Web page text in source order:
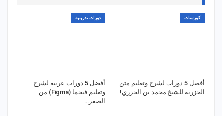
كورسات
أفضل 5 دورات لشرح وتعليم متن
الجزرية للشيخ محمد بن الجزري!
دورات تدريبية
أفضل 5 دورات عربية لشرح
وتعليم فيجما (Figma) من
الصفر…